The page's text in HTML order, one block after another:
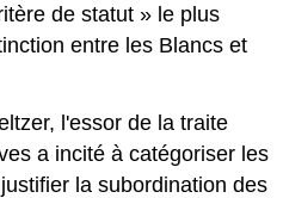
de statut » le plus
entre les Blancs et
l'essor de la traite
a incité à catégoriser les
la subordination des